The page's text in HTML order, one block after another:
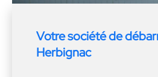
Votre société de
Herbignac